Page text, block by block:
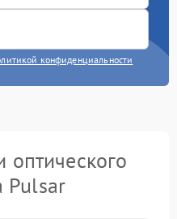
конфиденциальности
оптического
Pulsar